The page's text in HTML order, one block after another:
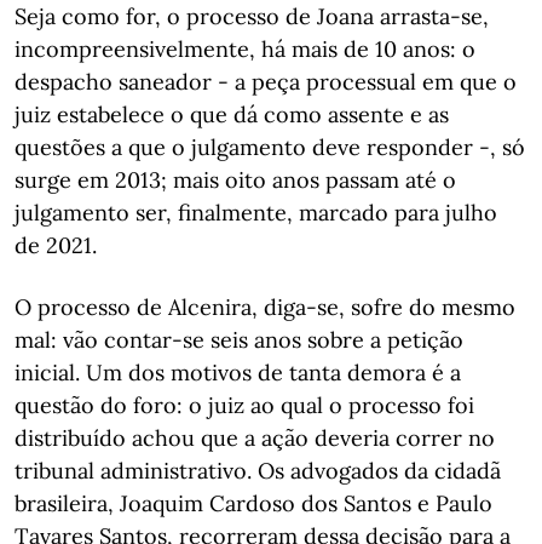
Seja como for, o processo de Joana arrasta-se,
incompreensivelmente, há mais de 10 anos: o
despacho saneador - a peça processual em que o
juiz estabelece o que dá como assente e as
questões a que o julgamento deve responder -, só
surge em 2013; mais oito anos passam até o
julgamento ser, finalmente, marcado para julho
de 2021.
O processo de Alcenira, diga-se, sofre do mesmo
mal: vão contar-se seis anos sobre a petição
inicial. Um dos motivos de tanta demora é a
questão do foro: o juiz ao qual o processo foi
distribuído achou que a ação deveria correr no
tribunal administrativo. Os advogados da cidadã
brasileira, Joaquim Cardoso dos Santos e Paulo
Tavares Santos, recorreram dessa decisão para a